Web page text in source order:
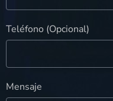
Teléfono (Opcional)
Mensaje